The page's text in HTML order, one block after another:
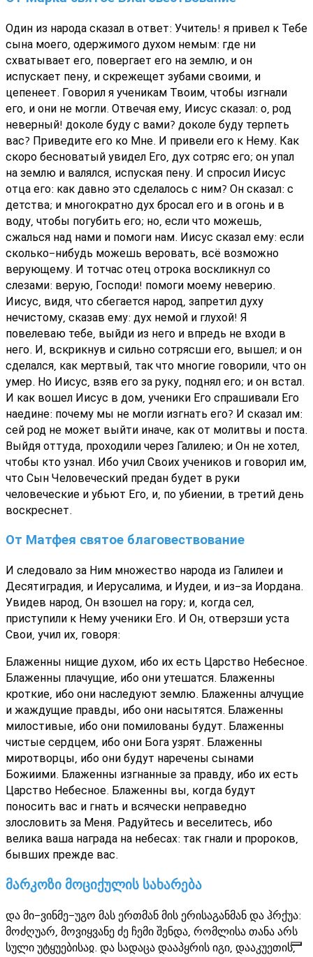
Один из народа сказал в ответ: Учитель! я привел к Тебе
сына моего, одержимого духом немым: где ни
схватывает его, повергает его на землю, и он
испускает пену, и скрежещет зубами своими, и
цепенеет. Говорил я ученикам Твоим, чтобы изгнали
его, и они не могли. Отвечая ему, Иисус сказал: о, род
неверный! доколе буду с вами? доколе буду терпеть
вас? Приведите его ко Мне. И привели его к Нему. Как
скоро бесноватый увидел Его, дух сотряс его; он упал
на землю и валялся, испуская пену. И спросил Иисус
отца его: как давно это сделалось с ним? Он сказал: с
детства; и многократно дух бросал его и в огонь и в
воду, чтобы погубить его; но, если что можешь,
сжалься над нами и помоги нам. Иисус сказал ему: если
сколько-нибудь можешь веровать, всё возможно
верующему. И тотчас отец отрока воскликнул со
слезами: верую, Господи! помоги моему неверию.
Иисус, видя, что сбегается народ, запретил духу
нечистому, сказав ему: дух немой и глухой! Я
повелеваю тебе, выйди из него и впредь не входи в
него. И, вскрикнув и сильно сотрясши его, вышел; и он
сделался, как мертвый, так что многие говорили, что он
умер. Но Иисус, взяв его за руку, поднял его; и он встал.
И как вошел Иисус в дом, ученики Его спрашивали Его
наедине: почему мы не могли изгнать его? И сказал им:
сей род не может выйти иначе, как от молитвы и поста.
Выйдя оттуда, проходили через Галилею; и Он не хотел,
чтобы кто узнал. Ибо учил Своих учеников и говорил им,
что Сын Человеческий предан будет в руки
человеческие и убьют Его, и, по убиении, в третий день
воскреснет.
От Матфея святое благовествование
И следовало за Ним множество народа из Галилеи и
Десятиградия, и Иерусалима, и Иудеи, и из-за Иордана.
Увидев народ, Он взошел на гору; и, когда сел,
приступили к Нему ученики Его. И Он, отверзши уста
Свои, учил их, говоря:
Блаженны нищие духом, ибо их есть Царство Небесное.
Блаженны плачущие, ибо они утешатся. Блаженны
кроткие, ибо они наследуют землю. Блаженны алчущие
и жаждущие правды, ибо они насытятся. Блаженны
милостивые, ибо они помилованы будут. Блаженны
чистые сердцем, ибо они Бога узрят. Блаженны
миротворцы, ибо они будут наречены сынами
Божиими. Блаженны изгнанные за правду, ибо их есть
Царство Небесное. Блаженны вы, когда будут
поносить вас и гнать и всячески неправедно
злословить за Меня. Радуйтесь и веселитесь, ибо
велика ваша награда на небесах: так гнали и пророков,
бывших прежде вас.
მარკოზი მოციქულის სახარება
და მი-ვინმე-უგო მას ერთმან მის ერისაგანმან და ჰრქუა:
მოძღუარ, მოვიყვანე ძე ჩემი შენდა, რომლისა თანა არს
სული უტყუებისაჲ. და სადაცა დააპყრის იგი, დააკუეთის,